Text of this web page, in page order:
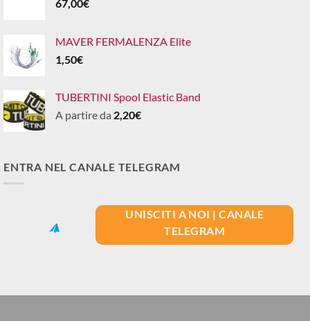
67,00€
MAVER FERMALENZA Elite
1,50€
TUBERTINI Spool Elastic Band
A partire da 2,20€
ENTRA NEL CANALE TELEGRAM
UNISCITI A NOI | CANALE
TELEGRAM